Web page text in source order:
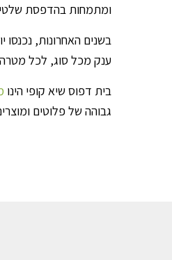
ומתמחות בהדפסת שלטי
בשנים האחרונות,
ענק מכל סוג, לכל
בית דפוס שיא קופי הינו
גבוהה של פלוטים